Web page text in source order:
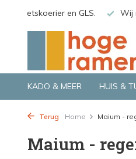
verpakkingsmateriaal
KADO & MEER HUIS &
Terug Home Maium -
Maium -